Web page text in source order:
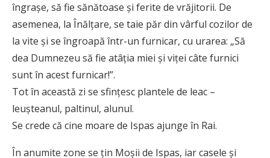
îngraşe, să fie sănătoase şi ferite de vrăjitorii. De
asemenea, la Înălţare, se taie păr din vârful cozilor de
la vite şi se îngroapă într-un furnicar, cu urarea: „Să
dea Dumnezeu să fie atâţia miei şi viţei câte furnici
sunt în acest furnicar!”.
Tot în această zi se sfinţesc plantele de leac –
leuşteanul, paltinul, alunul.
Se crede că cine moare de Ispas ajunge în Rai.
În anumite zone se ţin Moşii de Ispas, iar casele şi